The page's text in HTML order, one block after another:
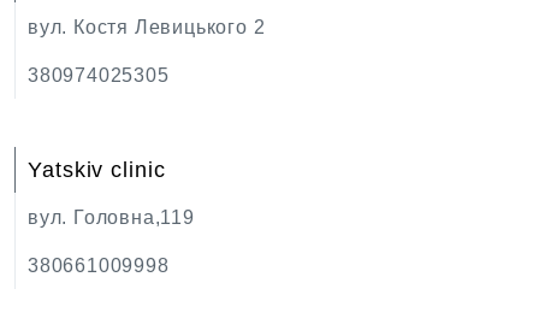
вул. Костя Левицького 2
380974025305
Yatskiv clinic
вул. Головна,119
380661009998